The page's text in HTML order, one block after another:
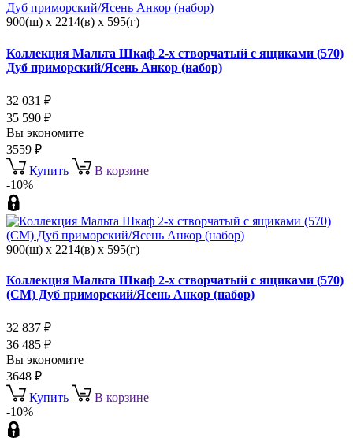
900(ш) x 2214(в) x 595(г)
Коллекция Мальта Шкаф 2-х створчатый с ящиками (570)
Дуб приморский/Ясень Анкор (набор)
32 031 ₽
35 590 ₽
Вы экономите
3559 ₽
Купить
В корзине
-10%
900(ш) x 2214(в) x 595(г)
Коллекция Мальта Шкаф 2-х створчатый с ящиками (570)
(СМ) Дуб приморский/Ясень Анкор (набор)
32 837 ₽
36 485 ₽
Вы экономите
3648 ₽
Купить
В корзине
-10%